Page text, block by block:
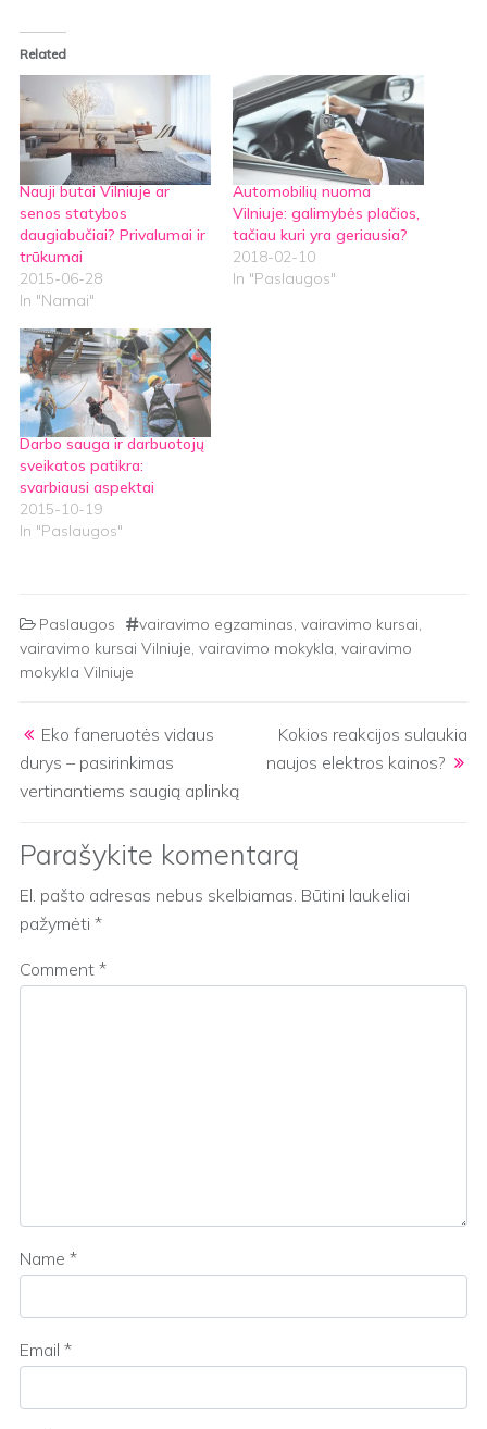
Related
Nauji butai Vilniuje ar
senos statybos
daugiabučiai? Privalumai ir
trūkumai
2015-06-28
In "Namai"
Automobilių nuoma
Vilniuje: galimybės plačios,
tačiau kuri yra geriausia?
2018-02-10
In "Paslaugos"
Darbo sauga ir darbuotojų
sveikatos patikra:
svarbiausi aspektai
2015-10-19
In "Paslaugos"
Paslaugos vairavimo egzaminas, vairavimo kursai,
vairavimo kursai Vilniuje, vairavimo mokykla, vairavimo
mokykla Vilniuje
Eko faneruotės vidaus
durys – pasirinkimas
vertinantiems saugią aplinką
Kokios reakcijos sulaukia
naujos elektros kainos?
Parašykite komentarą
El. pašto adresas nebus skelbiamas. Būtini laukeliai
pažymėti *
Comment *
Name *
Email *